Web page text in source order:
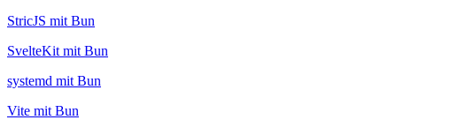
StricJS mit Bun
SvelteKit mit Bun
systemd mit Bun
Vite mit Bun